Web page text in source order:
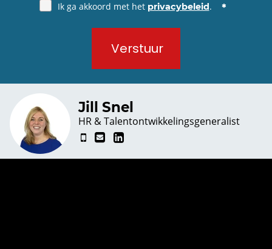
Jill Snel
HR & Talentontwikkelingsgeneralist
Ik ga akkoord met het privacybeleid .
Verstuur